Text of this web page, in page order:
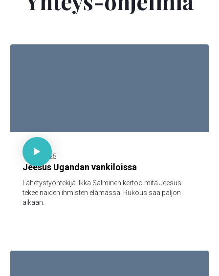
30 minuuttia

15.12.2025
Jeesus Ugandan vankiloissa
Lähetystyöntekijä Ilkka Salminen kertoo mitä Jeesus
tekee näiden ihmisten elämässä. Rukous saa paljon
aikaan.